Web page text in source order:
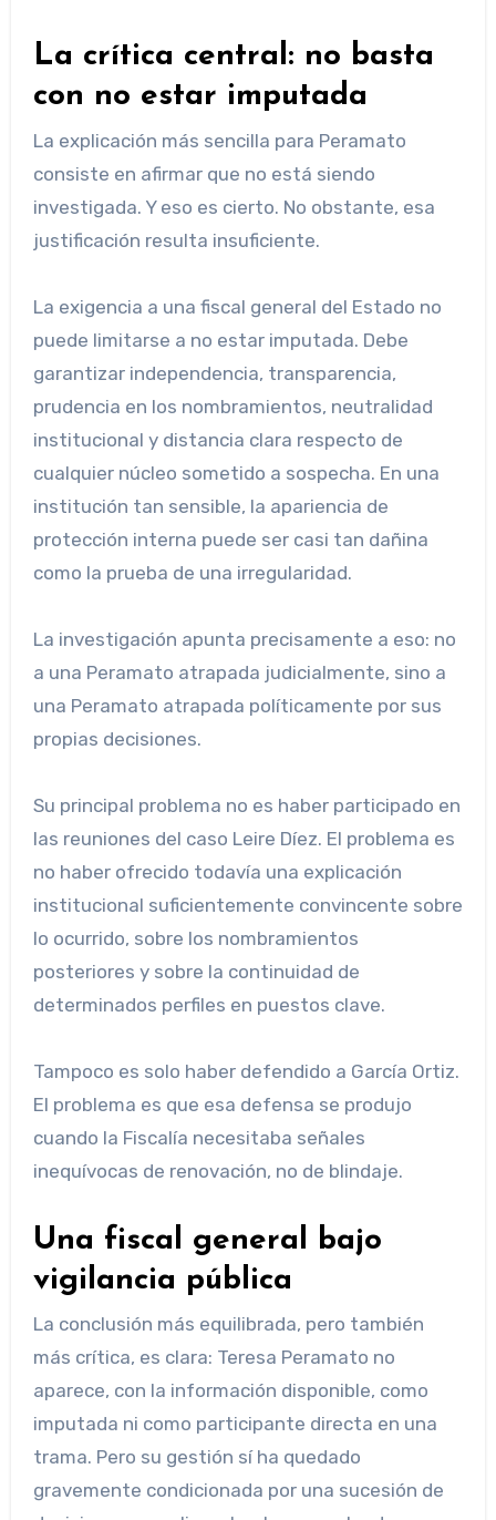
La crítica central: no basta
con no estar imputada
La explicación más sencilla para Peramato
consiste en afirmar que no está siendo
investigada. Y eso es cierto. No obstante, esa
justificación resulta insuficiente.
La exigencia a una fiscal general del Estado no
puede limitarse a no estar imputada. Debe
garantizar independencia, transparencia,
prudencia en los nombramientos, neutralidad
institucional y distancia clara respecto de
cualquier núcleo sometido a sospecha. En una
institución tan sensible, la apariencia de
protección interna puede ser casi tan dañina
como la prueba de una irregularidad.
La investigación apunta precisamente a eso: no
a una Peramato atrapada judicialmente, sino a
una Peramato atrapada políticamente por sus
propias decisiones.
Su principal problema no es haber participado en
las reuniones del caso Leire Díez. El problema es
no haber ofrecido todavía una explicación
institucional suficientemente convincente sobre
lo ocurrido, sobre los nombramientos
posteriores y sobre la continuidad de
determinados perfiles en puestos clave.
Tampoco es solo haber defendido a García Ortiz.
El problema es que esa defensa se produjo
cuando la Fiscalía necesitaba señales
inequívocas de renovación, no de blindaje.
Una fiscal general bajo
vigilancia pública
La conclusión más equilibrada, pero también
más crítica, es clara: Teresa Peramato no
aparece, con la información disponible, como
imputada ni como participante directa en una
trama. Pero su gestión sí ha quedado
gravemente condicionada por una sucesión de